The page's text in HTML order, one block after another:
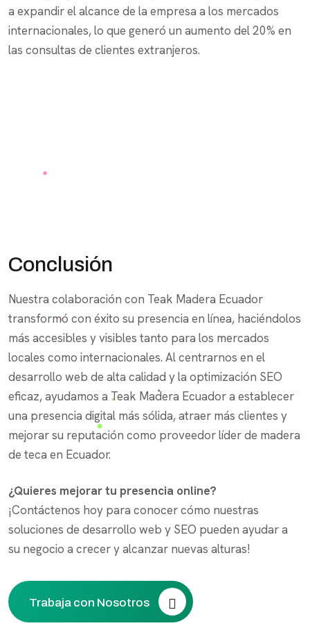
a expandir el alcance de la empresa a los mercados
internacionales, lo que generó un aumento del 20% en
las consultas de clientes extranjeros.
Conclusión
Nuestra colaboración con Teak Madera Ecuador
transformó con éxito su presencia en línea, haciéndolos
más accesibles y visibles tanto para los mercados
locales como internacionales. Al centrarnos en el
desarrollo web de alta calidad y la optimización SEO
eficaz, ayudamos a Teak Madera Ecuador a establecer
una presencia digital más sólida, atraer más clientes y
mejorar su reputación como proveedor líder de madera
de teca en Ecuador.
¿Quieres mejorar tu presencia online?
¡Contáctenos hoy para conocer cómo nuestras
soluciones de desarrollo web y SEO pueden ayudar a
su negocio a crecer y alcanzar nuevas alturas!
Trabaja con Nosotros